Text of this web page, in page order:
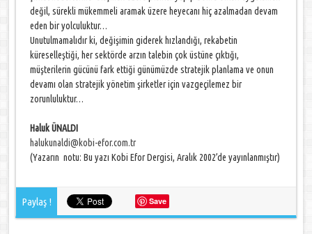
değil, sürekli mükemmeli aramak üzere heyecanı hiç azalmadan devam
eden bir yolculuktur…
Unutulmamalıdır ki, değişimin giderek hızlandığı, rekabetin
küreselleştiği, her sektörde arzın talebin çok üstüne çıktığı,
müşterilerin gücünü fark ettiği günümüzde stratejik planlama ve onun
devamı olan stratejik yönetim şirketler için vazgeçilemez bir
zorunluluktur…
Haluk ÜNALDI
halukunaldi@kobi-efor.com.tr
(Yazarın notu: Bu yazı Kobi Efor Dergisi, Aralık 2002’de yayınlanmıştır)
Paylaş ! Save